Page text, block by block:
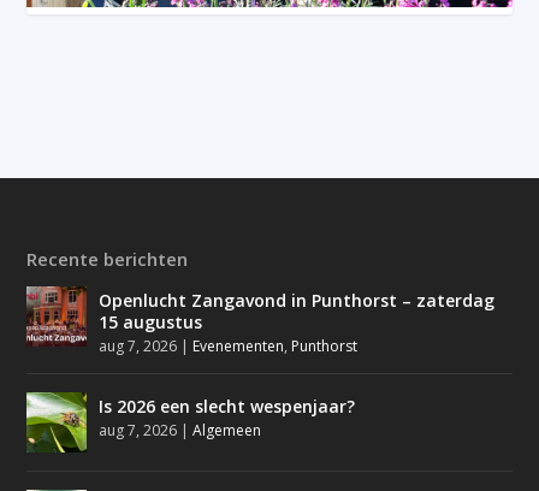
Recente berichten
Openlucht Zangavond in Punthorst – zaterdag
15 augustus
aug 7, 2026 | Evenementen, Punthorst
Is 2026 een slecht wespenjaar?
aug 7, 2026 |Algemeen